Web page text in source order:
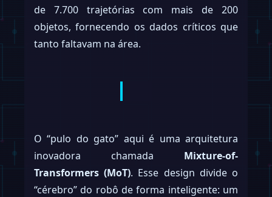
de 7.700 trajetórias com mais de 200
objetos, fornecendo os dados críticos que
tanto faltavam na área.
O “pulo do gato” aqui é uma arquitetura
inovadora chamada Mixture-of-
Transformers (MoT). Esse design divide o
“cérebro” do robô de forma inteligente: um